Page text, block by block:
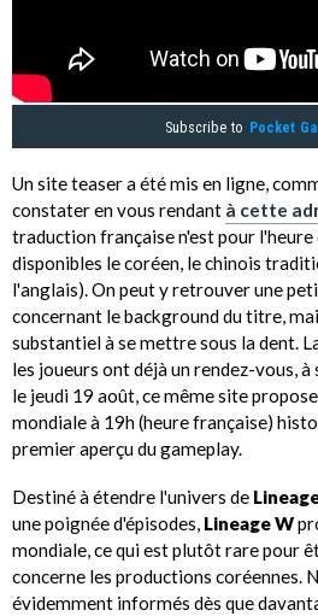
Subscribe to Pocket
Un site teaser a été mis en ligne,
constater en vous rendant à cette
traduction française n'est pour l'heure
disponibles le coréen, le chinois
l'anglais). On peut y retrouver une
concernant le background du titre,
substantiel à se mettre sous la dent.
les joueurs ont déjà un rendez-vous, à
le jeudi 19 août, ce même site
mondiale à 19h (heure française)
premier aperçu du gameplay.
Destiné à étendre l'univers de
une poignée d'épisodes, Lineage W
mondiale, ce qui est plutôt rare pour
concerne les productions coréennes.
évidemment informés dès que